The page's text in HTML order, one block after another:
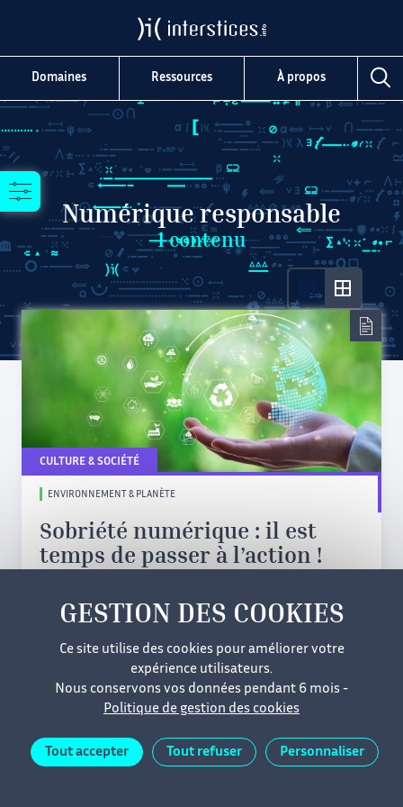
Domaines Ressources À propos
Numérique responsable
1contenu
CULTURE & SOCIÉTÉ
ENVIRONNEMENT & PLANÈTE
Sobriété numérique : il est
temps de passer à l’action !
Accessibilité Plan du site
Ce site utilise des cookies pour améliorer votre
expérience utilisateurs.
Nous conservons vos données pendant 6 mois -
Politique de gestion des cookies
Tout accepter Tout refuser Personnaliser